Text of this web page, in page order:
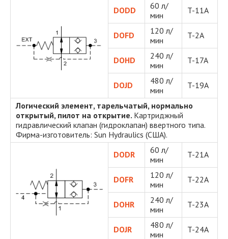
DODD
60 л/
мин
T-11A
DOFD
120 л/
мин
T-2A
DOHD
240 л/
мин
T-17A
DOJD
480 л/
мин
T-19A
Логический элемент, тарельчатый, нормально
открытый, пилот на открытие. Картриджный
гидравлический клапан (гидроклапан) ввертного типа.
Фирма-изготовитель: Sun Hydraulics (США).
DODR
60 л/
мин
T-21A
DOFR
120 л/
мин
T-22A
DOHR
240 л/
мин
T-23A
DOJR
480 л/
мин
T-24A